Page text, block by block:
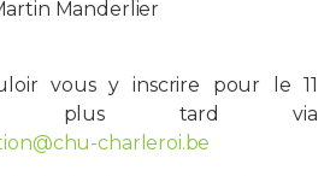
Manderlier
vous y inscrire pour le 11
plus tard via
charleroi.be